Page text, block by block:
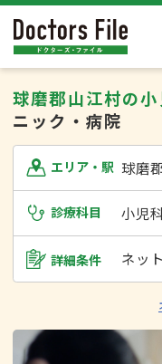
球磨郡山江村の
ニック・病院
エリア・駅 球磨
診療科目 小児
詳細条件 ネッ